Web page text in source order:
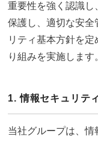
重要性を強く認識し
保護し、適切な安全
リティ基本方針を
り組みを実施します
1. 情報セキュリテ
当社グループは、情